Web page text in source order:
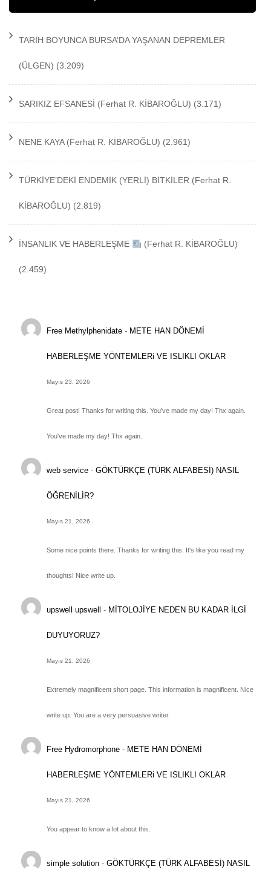
TARİH BOYUNCA BURSA’DA YAŞANAN DEPREMLER
(ÜLGEN) (3.209)
SARIKIZ EFSANESİ (Ferhat R. KİBAROĞLU) (3.171)
NENE KAYA (Ferhat R. KİBAROĞLU) (2.961)
TÜRKİYE’DEKİ ENDEMİK (YERLİ) BİTKİLER (Ferhat R.
KİBAROĞLU) (2.819)
İNSANLIK VE HABERLEŞME (Ferhat R. KİBAROĞLU)
(2.459)
Free Methylphenidate - METE HAN DÖNEMİ
HABERLEŞME YÖNTEMLERi VE ISLIKLI OKLAR
Mayıs 23, 2026
Great post! Thanks for writing this. You've made my day! Thx again.
You've made my day! Thx again.
web service -GÖKTÜRKÇE (TÜRK ALFABESİ) NASIL
ÖĞRENİLİR?
Mayıs 21, 2026
Some nice points there. Thanks for writing this. It's like you read my
thoughts! Nice write up.
upswell upswell - MİTOLOJİYE NEDEN BU KADAR İLGİ
DUYUYORUZ?
Mayıs 21, 2026
Extremely magnificent short page. This information is magnificent. Nice
write up. You are a very persuasive writer.
Free Hydromorphone - METE HAN DÖNEMİ
HABERLEŞME YÖNTEMLERi VE ISLIKLI OKLAR
Mayıs 21, 2026
You appear to know a lot about this.
simple solution -GÖKTÜRKÇE (TÜRK ALFABESİ) NASIL